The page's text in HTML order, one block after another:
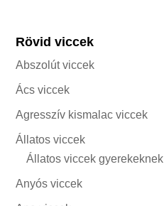
Rövid viccek
Abszolút viccek
Ács viccek
Agresszív kismalac viccek
Állatos viccek
Állatos viccek gyerekeknek
Anyós viccek